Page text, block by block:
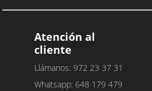
Atención al
cliente
Llámanos: 972 23 37 31
Whatsapp: 648 179 479